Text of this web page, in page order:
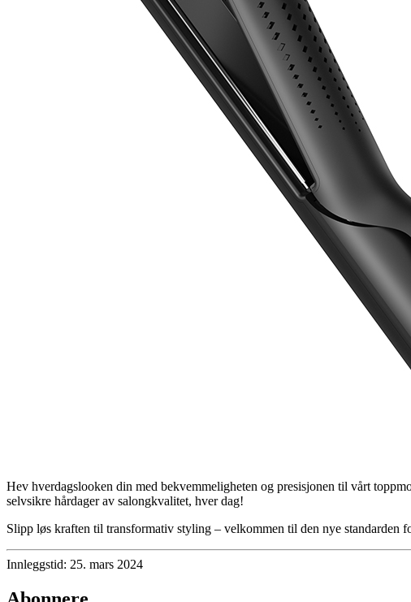
Hev hverdagslooken din med bekvemmeligheten og presisjonen til vårt
selvsikre hårdager av salongkvalitet, hver dag!
Slipp løs kraften til transformativ styling – velkommen til den nye standarden
Innleggstid: 25. mars 2024